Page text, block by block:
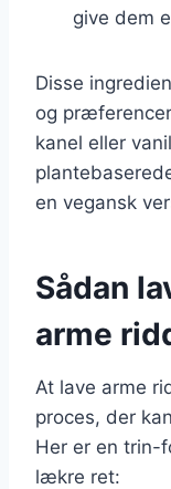
give dem
Disse
og
kanel eller
en vegansk
Sådan
arme
At lave arme
proces, der
Her er en trin-
lækre ret: